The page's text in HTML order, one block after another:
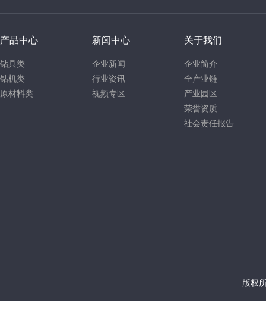
产品中心
钻具类
钻机类
原材料类
新闻中心
企业新闻
行业资讯
视频专区
关于我们
企业简介
全产业链
产业园区
荣誉资质
社会责任报告
版权